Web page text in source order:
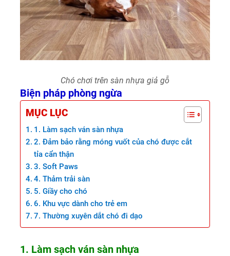
Chó chơi trên sàn nhựa giả gỗ
Biện pháp phòng ngừa
MỤC LỤC
1. Làm sạch ván sàn nhựa
2. Đảm bảo rằng móng vuốt của chó được cắt
tỉa cẩn thận
3. Soft Paws
4. Thảm trải sàn
5. Giầy cho chó
6. Khu vực dành cho trẻ em
7. Thường xuyên dắt chó đi dạo
1. Làm sạch ván sàn nhựa